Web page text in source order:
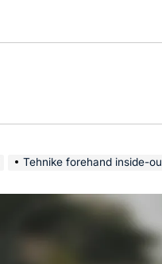
Tehnike forehand inside-